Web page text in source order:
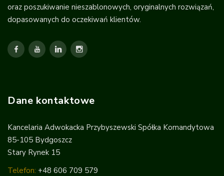
oraz poszukiwanie nieszablonowych, oryginalnych rozwiązań,
dopasowanych do oczekiwań klientów.
Dane kontaktowe
Kancelaria Adwokacka Przybyszewski Spółka Komandytowa
85-105 Bydgoszcz
Stary Rynek 15
Telefon: +48 606 709 579